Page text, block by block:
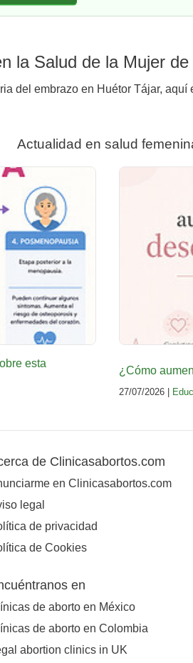
la Salud de la Mujer
del embrazo en Huétor Tájar,
Actualidad en salud
esta
¿Cómo
27/07/2026 |
de Clinicasabortos.com
en Clinicasabortos.com
legal
de privacidad
de Cookies
en
de aborto en México
de aborto en Colombia
abortion clinics in UK